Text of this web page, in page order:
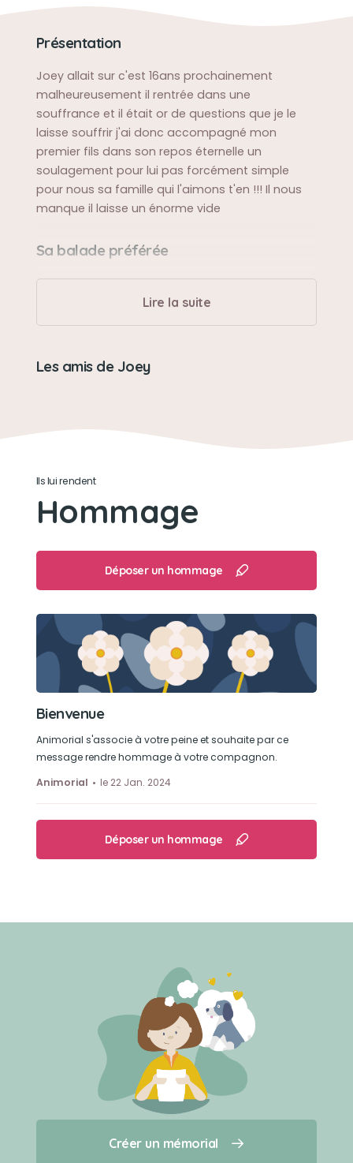
Créer un mémorial
Qui sommes-nous ?
Présentation
Joey allait sur c'est 16ans prochainement
malheureusement il rentrée dans une
souffrance et il était or de questions que je le
laisse souffrir j'ai donc accompagné mon
premier fils dans son repos éternelle un
soulagement pour lui pas forcément simple
pour nous sa famille qui l'aimons t'en !!! Il nous
manque il laisse un énorme vide
Sa balade préférée
Venir partout avec maman en voiture même au
Faire pipi quand maman me laisse seul car je
membres du foyers protecteur
Son loisir préféré
Faire des câlins
Lire la suite
Les amis de Joey
Ils lui rendent
Hommage
Déposer un hommage
Bienvenue
Animorial s'associe à votre peine et souhaite par ce
message rendre hommage à votre compagnon.
Animorial
le 22 Jan. 2024
Déposer un hommage
Créer un mémorial